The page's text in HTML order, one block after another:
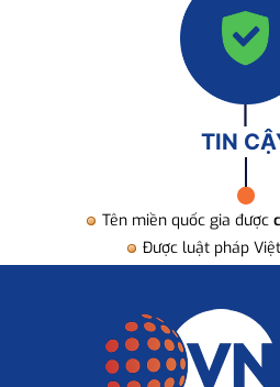
TIN
Tên miền quốc gia được
Được luật pháp